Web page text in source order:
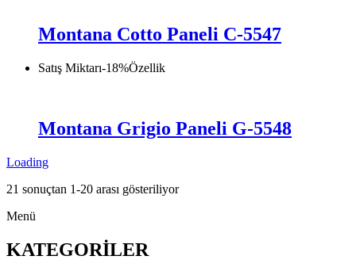
Montana Cotto Paneli C-5547
Satış Miktarı-18%Özellik
Montana Grigio Paneli G-5548
Loading
21 sonuçtan 1-20 arası gösteriliyorFiyata
Menü
KATEGORİLER